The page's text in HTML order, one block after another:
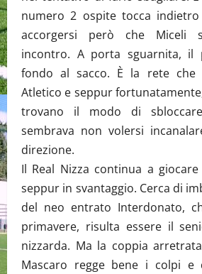
numero 2 ospite tocca
accorgersi però che Miceli
incontro. A porta sguarnita, il
fondo al sacco. È la rete che
Atletico e seppur
trovano il modo di
sembrava non volersi
direzione.
Il Real Nizza continua a
seppur in svantaggio. Cerca di
del neo entrato Interdonato,
primavere, risulta essere il
nizzarda. Ma la coppia
Mascaro regge bene i colpi e